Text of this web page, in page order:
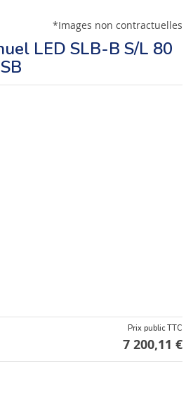
*Images non contractuelles
LED SLB-B S/L 80
Prix public TTC
7 200,11 €